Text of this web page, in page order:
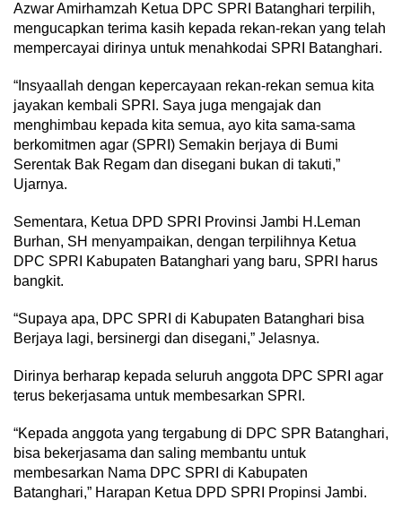
Azwar Amirhamzah Ketua DPC SPRI Batanghari terpilih,
mengucapkan terima kasih kepada rekan-rekan yang telah
mempercayai dirinya untuk menahkodai SPRI Batanghari.
“Insyaallah dengan kepercayaan rekan-rekan semua kita
jayakan kembali SPRI. Saya juga mengajak dan
menghimbau kepada kita semua, ayo kita sama-sama
berkomitmen agar (SPRI) Semakin berjaya di Bumi
Serentak Bak Regam dan disegani bukan di takuti,”
Ujarnya.
Sementara, Ketua DPD SPRI Provinsi Jambi H.Leman
Burhan, SH menyampaikan, dengan terpilihnya Ketua
DPC SPRI Kabupaten Batanghari yang baru, SPRI harus
bangkit.
“Supaya apa, DPC SPRI di Kabupaten Batanghari bisa
Berjaya lagi, bersinergi dan disegani,” Jelasnya.
Dirinya berharap kepada seluruh anggota DPC SPRI agar
terus bekerjasama untuk membesarkan SPRI.
“Kepada anggota yang tergabung di DPC SPR Batanghari,
bisa bekerjasama dan saling membantu untuk
membesarkan Nama DPC SPRI di Kabupaten
Batanghari,” Harapan Ketua DPD SPRI Propinsi Jambi.